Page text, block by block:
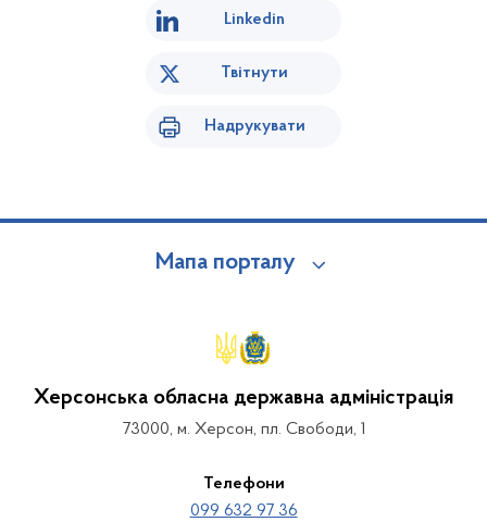
Linkedin
Твітнути
Надрукувати
Мапа порталу
Херсонська обласна державна адміністрація
73000, м. Херсон, пл. Свободи, 1
Телефони
099 632 97 36